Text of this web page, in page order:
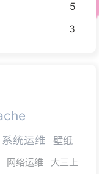
5
3
系统运维
壁纸
网络运维 大三上